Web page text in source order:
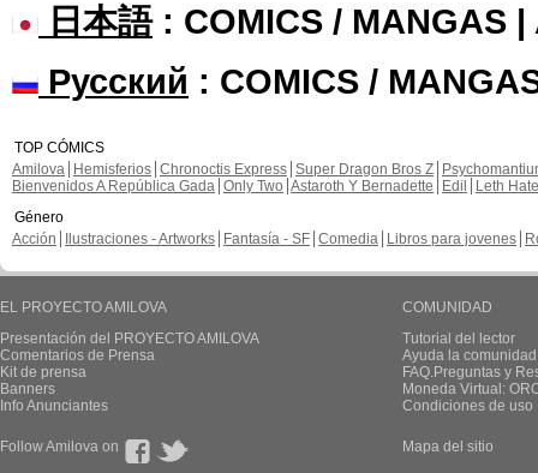
日本語: COMICS / MANGAS |
Русский : COMICS /
TOP CÓMICS
Amilova
Hemisferios Chronoctis Express Super Dragon Bros Z
Bienvenidos A República Gada Only Two Astaroth Y Bernadette Edil
Leth Hate
Género
Acción
Ilustraciones - Artworks Fantasía - SF Comedia Libros para jovenes
EL PROYECTO AMILOVA
Presentación del PROYECTO AMILOVA
Comentarios de Prensa
Kit de prensa
Banners
Info Anunciantes
COMUNIDAD
Tutorial del lector
Ayuda la
FAQ.Preguntas y
Moneda Virtual:
Condiciones de uso
Follow Amilova on Mapa del sitio